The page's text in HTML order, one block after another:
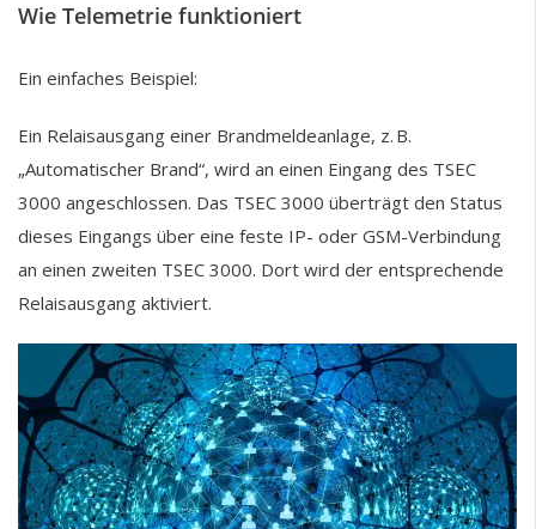
Wie Telemetrie funktioniert
Ein einfaches Beispiel:
Ein Relaisausgang einer Brandmeldeanlage, z. B.
„Automatischer Brand“, wird an einen Eingang des TSEC
3000 angeschlossen. Das TSEC 3000 überträgt den Status
dieses Eingangs über eine feste IP- oder GSM-Verbindung
an einen zweiten TSEC 3000. Dort wird der entsprechende
Relaisausgang aktiviert.